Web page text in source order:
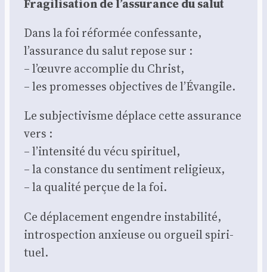
Fra­gi­li­sa­tion de l’assurance du salut
Dans la foi réfor­mée confes­sante,
l’assurance du salut repose sur :
– l’œuvre accom­plie du Christ,
– les pro­messes objec­tives de l’Évangile.
Le sub­jec­ti­visme déplace cette assu­rance
vers :
– l’intensité du vécu spi­ri­tuel,
– la constance du sen­ti­ment reli­gieux,
– la qua­li­té per­çue de la foi.
Ce dépla­ce­ment engendre insta­bi­li­té,
intros­pec­tion anxieuse ou orgueil spi­ri­
tuel.